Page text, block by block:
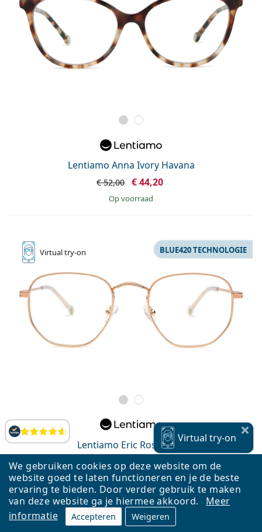
We gebruiken cookies op deze website om de
website goed te laten functioneren en je de beste
ervaring te bieden. Door verder gebruik te maken
van deze website ga je hiermee akkoord.
Meer
informatie
Accepteren Weigeren
Beoordelingen
Lentiamo Anna Ivory Havana
€ 52,00 € 44,20
op voorraad
Virtualtry-on
Lentiamo Eric Rose Gold
BLUE420 TECHNOLOGIE
€ 38,25
op voorraad
AANBIEDING −15%
Virtual try-on